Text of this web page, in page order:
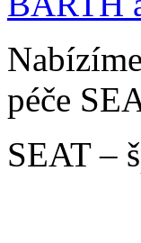
péče
SEAT –